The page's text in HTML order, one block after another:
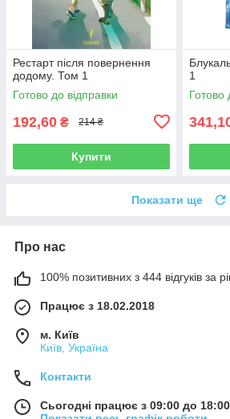
Рестарт після повернення
додому. Том 1
Готово до відправки
192,60 ₴ 214 ₴
Купити
1
Готово
Показати ще
Про нас
100% позитивних з 444 відгуків за
Працює з 18.02.2018
м. Київ
Київ, Україна
Контакти
Сьогодні працює з 09:00 до 18:00